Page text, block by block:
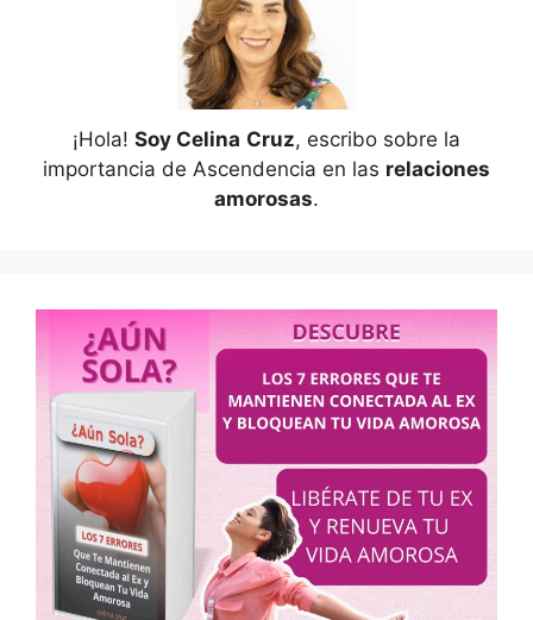
¡Hola! Soy Celina Cruz, escribo sobre la
importancia de Ascendencia en las relaciones
amorosas.